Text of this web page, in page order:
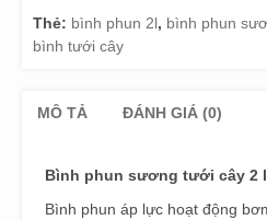
Thẻ: bình phun 2l, bình phun
bình tưới cây
MÔ TẢ ĐÁNH GIÁ (0)
Bình phun sương tưới cây 2
Bình phun áp lực hoạt động